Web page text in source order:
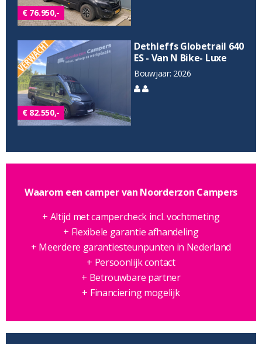
€ 76.950,-
€ 82.550,-
Dethleffs Globetrail 640
ES - Van N Bike- Luxe
Bouwjaar: 2026
Waarom een camper van Noorderzon Campers
+ Altijd met campercheck incl. vochtmeting
+ Flexibele garantie afhandeling
+ Meerdere garantiesteunpunten in Nederland
+ Persoonlijk contact
+ Betrouwbare partner
+ Financiering mogelijk